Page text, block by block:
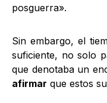
posguerra».
Sin embargo, el
suficiente, no solo
que denotaba un
afirmar que estos